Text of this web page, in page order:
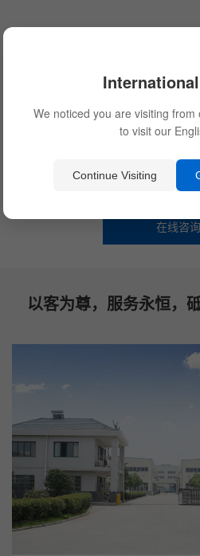
产品通过
系认证
400-
在线咨询
以客为尊，服务永恒，
We noticed you are visiting
to visit our
Continue Visiting